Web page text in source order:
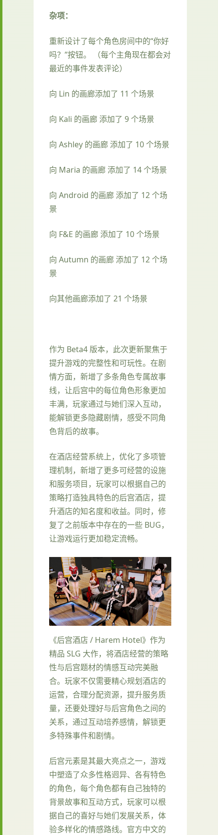
杂项：
重新设计了每个角色房间中的“你好
吗？”按钮。 （每个主角现在都会对
最近的事件发表评论）
向 Lin 的画廊添加了 11 个场景
向 Kali 的画廊 添加了 9 个场景
向 Ashley 的画廊 添加了 10 个场景
向 Maria 的画廊 添加了 14 个场景
向 Android 的画廊 添加了 12 个场
景
向 F&E 的画廊 添加了 10 个场景
向 Autumn 的画廊 添加了 12 个场
景
向其他画廊添加了 21 个场景
作为 Beta4 版本，此次更新聚焦于
提升游戏的完整性和可玩性。在剧
情方面，新增了多条角色专属故事
线，让后宫中的每位角色形象更加
丰满，玩家通过与她们深入互动，
能解锁更多隐藏剧情，感受不同角
色背后的故事。
在酒店经营系统上，优化了多项管
理机制，新增了更多可经营的设施
和服务项目，玩家可以根据自己的
策略打造独具特色的后宫酒店，提
升酒店的知名度和收益。同时，修
复了之前版本中存在的一些 BUG，
让游戏运行更加稳定流畅。
《后宫酒店 / Harem Hotel》作为
精品 SLG 大作，将酒店经营的策略
性与后宫题材的情感互动完美融
合。玩家不仅需要精心规划酒店的
运营，合理分配资源，提升服务质
量，还要处理好与后宫角色之间的
关系，通过互动培养感情，解锁更
多特殊事件和剧情。
后宫元素是其最大亮点之一，游戏
中塑造了众多性格迥异、各有特色
的角色，每个角色都有自己独特的
背景故事和互动方式，玩家可以根
据自己的喜好与她们发展关系，体
验多样化的情感路线。官方中文的